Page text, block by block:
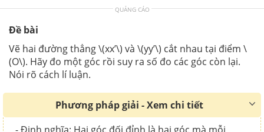
QUẢNG CÁO
Đề bài
Vẽ hai đường thẳng \(xx’\) và \(yy’\) cắt nhau tại điểm \
(O\). Hãy đo một góc rồi suy ra số đo các góc còn lại.
Nói rõ cách lí luận.
Phương pháp giải - Xem chi tiết